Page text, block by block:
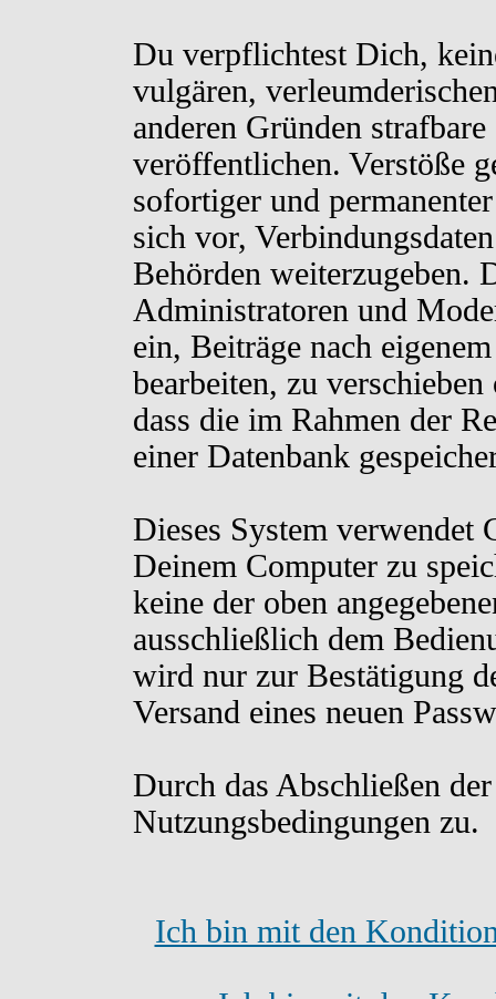
Du verpflichtest Dich,
vulgären,
anderen Gründen
veröffentlichen. Verstöße
sofortiger und
sich vor,
Behörden weiterzugeben.
Administratoren und
ein, Beiträge nach
bearbeiten, zu
dass die im Rahmen der
einer Datenbank
Dieses System verwendet
Deinem Computer zu
keine der oben
ausschließlich dem
wird nur zur Bestätigung
Versand eines neuen
Durch das Abschließen
Nutzungsbedingungen zu.
Ich bin mit den